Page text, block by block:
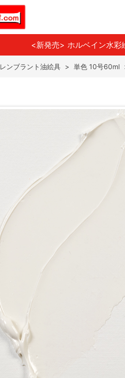
<新発売> ホルベイン水
レンブラント油絵具 > 単色 10号60ml